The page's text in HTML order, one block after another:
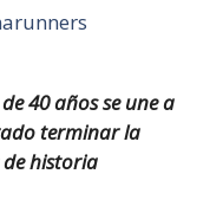
40 años se une a
terminar la
historia